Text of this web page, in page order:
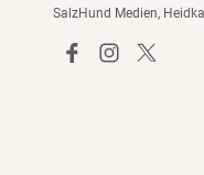
SalzHund Medien,